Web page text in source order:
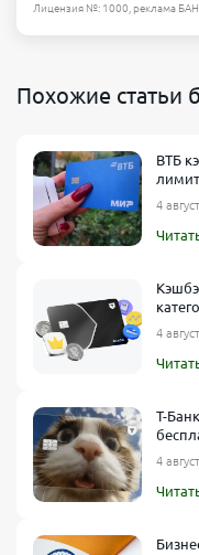
Лицензия №: 1000, реклама
Похожие статьи
ВТБ
4
4
Т-
4